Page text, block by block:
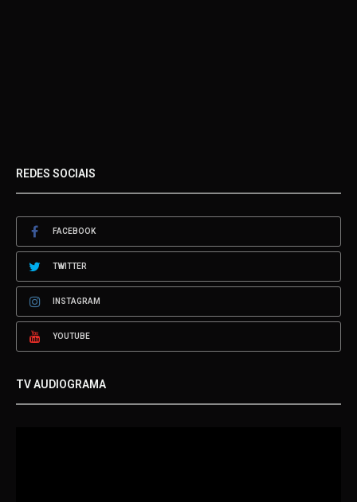
REDES SOCIAIS
FACEBOOK
TWITTER
INSTAGRAM
YOUTUBE
TV AUDIOGRAMA